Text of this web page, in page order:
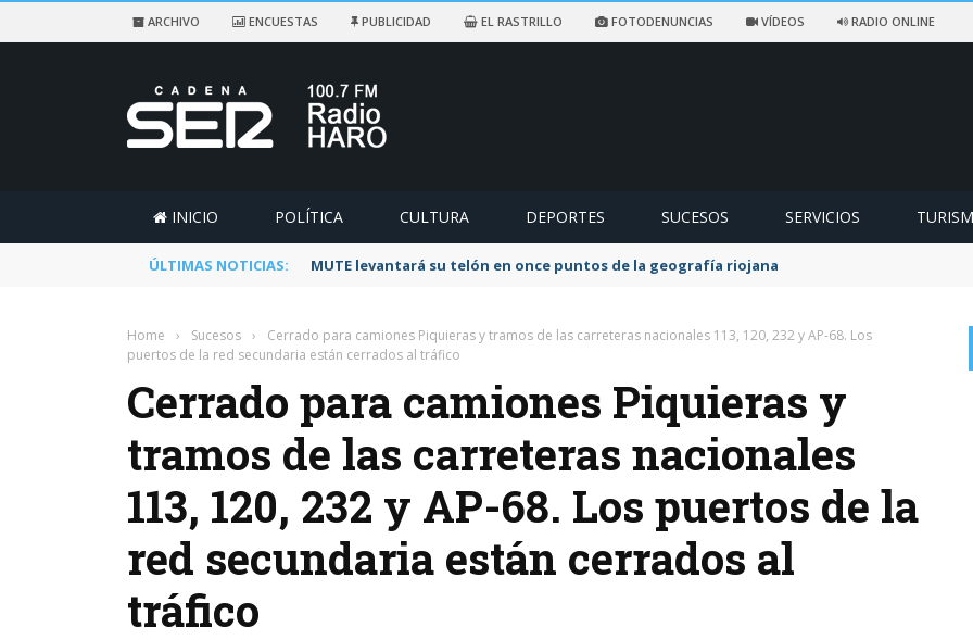
ARCHIVO ENCUESTAS PUBLICIDAD EL RASTRILLO FOTODENUNCIAS VÍDEOS RADIO ONLINE
INICIO POLÍTICA CULTURA DEPORTES SUCESOS SERVICIOS
ÚLTIMAS NOTICIAS: Rescatado un ciclista accidentado en un sendero de Ezcaray
Home › Sucesos ›
Cerrado para camiones Piquieras y tramos de las carreteras nacionales 113, 120, 232 y AP-68. Los
puertos de la red secundaria están cerrados al tráfico
Cerrado para camiones Piquieras y
tramos de las carreteras nacionales
113, 120, 232 y AP-68. Los puertos de la
red secundaria están cerrados al
tráfico